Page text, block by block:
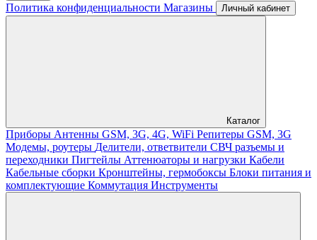
Политика конфиденциальности Магазины Личный кабинет
Каталог
Приборы Антенны GSM, 3G, 4G, WiFi Репитеры GSM, 3G
Модемы, роутеры Делители, ответвители СВЧ разъемы и
переходники Пигтейлы Аттенюаторы и нагрузки Кабели
Кабельные сборки Кронштейны, гермобоксы Блоки питания и
комплектующие Коммутация Инструменты